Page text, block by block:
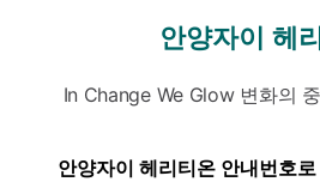
안양자이 헤
In Change We Glow 변화의
안양자이 헤리티온 안내번호로